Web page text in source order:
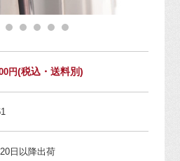
円(税込・送料別)
日以降出荷